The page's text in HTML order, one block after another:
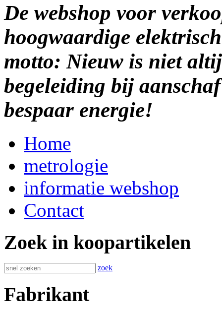
De webshop voor
hoogwaardige
motto: Nieuw is niet
begeleiding bij
bespaar energie!
Home
metrologie
informatie webshop
Contact
Zoek in koopartikelen
zoek
Fabrikant